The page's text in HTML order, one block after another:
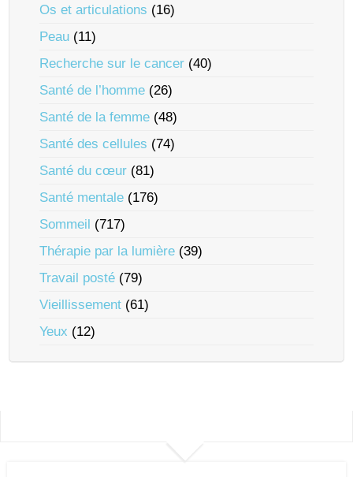
Os et articulations (16)
Peau (11)
Recherche sur le cancer (40)
Santé de l’homme (26)
Santé de la femme (48)
Santé des cellules (74)
Santé du cœur (81)
Santé mentale (176)
Sommeil (717)
Thérapie par la lumière (39)
Travail posté (79)
Vieillissement (61)
Yeux (12)